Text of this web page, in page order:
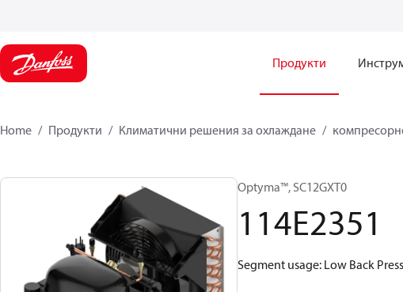
Продукти
Home Продукти Климатични решения за охлаждане
Optyma™, SC12GXT0
114E2351
Segment usage: Low Back